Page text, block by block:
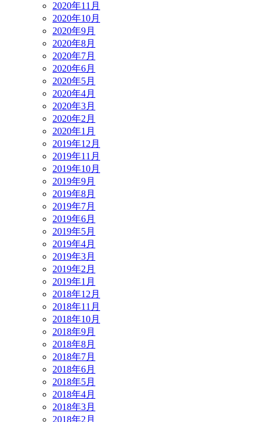
2020年11月
2020年10月
2020年9月
2020年8月
2020年7月
2020年6月
2020年5月
2020年4月
2020年3月
2020年2月
2020年1月
2019年12月
2019年11月
2019年10月
2019年9月
2019年8月
2019年7月
2019年6月
2019年5月
2019年4月
2019年3月
2019年2月
2019年1月
2018年12月
2018年11月
2018年10月
2018年9月
2018年8月
2018年7月
2018年6月
2018年5月
2018年4月
2018年3月
2018年2月